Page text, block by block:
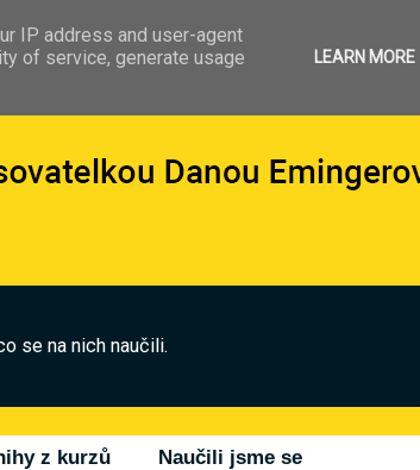
se na nich naučili.
z kurzů
Naučili jsme se
IP address and user-agent
of service, generate usage
LEARN MORE